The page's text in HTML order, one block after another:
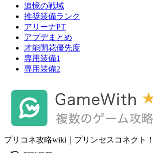
追憶の戦域
推奨装備ランク
アリーナPT
アプデまとめ
才能開花優先度
専用装備1
専用装備2
プリコネ攻略wiki｜プリンセスコネクト